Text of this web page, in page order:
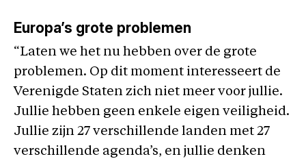
Europa’s grote problemen
“Laten we het nu hebben over de grote
problemen. Op dit moment interesseert de
Verenigde Staten zich niet meer voor jullie.
Jullie hebben geen enkele eigen veiligheid.
Jullie zijn 27 verschillende landen met 27
verschillende agenda’s, en jullie denken